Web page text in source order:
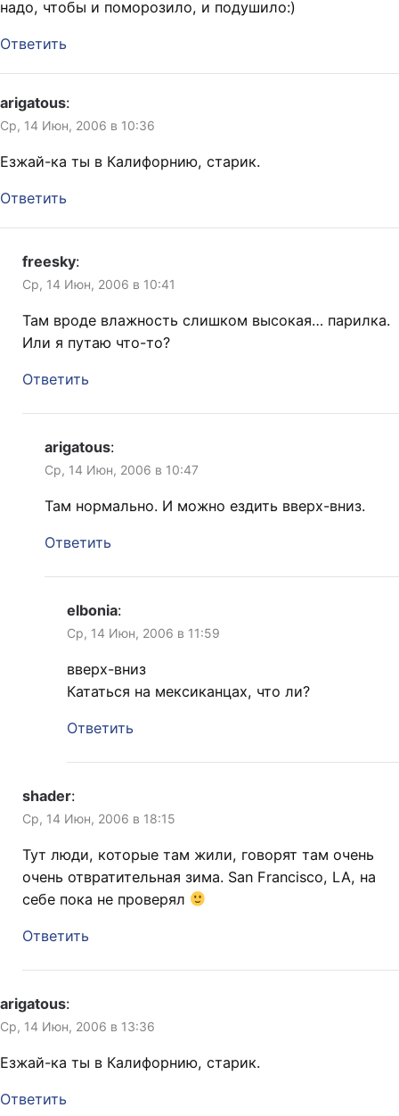
надо, чтобы и поморозило, и подушило:)
Ответить
arigatous:
Ср, 14 Июн, 2006 в 10:36
Езжай-ка ты в Калифорнию, старик.
Ответить
freesky:
Ср, 14 Июн, 2006 в 10:41
Там вроде влажность слишком высокая… парилка.
Или я путаю что-то?
Ответить
arigatous:
Ср, 14 Июн, 2006 в 10:47
Там нормально. И можно ездить вверх-вниз.
Ответить
elbonia:
Ср, 14 Июн, 2006 в 11:59
вверх-вниз
Кататься на мексиканцах, что ли?
Ответить
shader:
Ср, 14 Июн, 2006 в 18:15
Тут люди, которые там жили, говорят там очень
очень отвратительная зима. San Francisco, LA, на
себе пока не проверял
Ответить
arigatous:
Ср, 14 Июн, 2006 в 13:36
Езжай-ка ты в Калифорнию, старик.
Ответить